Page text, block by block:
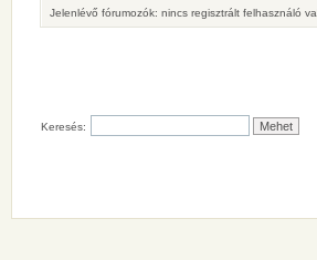
Jelenlévő fórumozók: nincs regisztrált felhasználó
Keresés: